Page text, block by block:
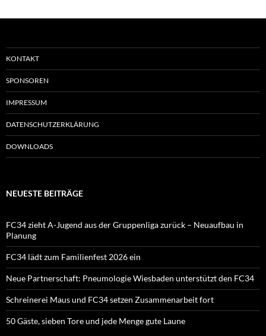
KONTAKT
SPONSOREN
IMPRESSUM
DATENSCHUTZERKLÄRUNG
DOWNLOADS
NEUESTE BEITRÄGE
FC34 zieht A-Jugend aus der Gruppenliga zurück – Neuaufbau in
Planung
FC34 lädt zum Familienfest 2026 ein
Neue Partnerschaft: Pneumologie Wiesbaden unterstützt den FC34
Schreinerei Maus und FC34 setzen Zusammenarbeit fort
50 Gäste, sieben Tore und jede Menge gute Laune